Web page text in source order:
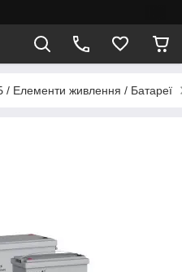
/ Елементи живлення / Батареї